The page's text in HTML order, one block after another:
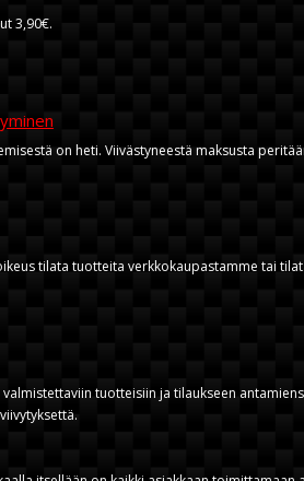
3,90€.
on heti. Viivästyneestä maksusta
tilata tuotteita verkkokaupastamme tai
tuotteisiin ja tilaukseen